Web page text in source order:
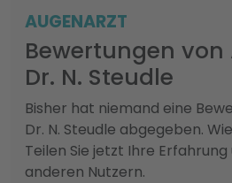
AUGENARZT
Bewertungen
Dr. N. Steudle
Bisher hat niemand eine
Dr. N. Steudle abgegeben.
Teilen Sie jetzt Ihre Erfahrung
anderen Nutzern.